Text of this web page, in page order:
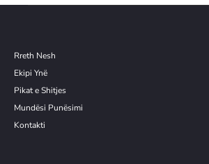
Rreth Nesh
Ekipi Ynë
Pikat e Shitjes
Mundësi Punësimi
Kontakti